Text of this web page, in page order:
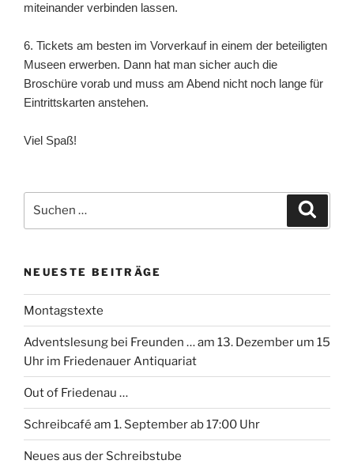
miteinander verbinden lassen.
6. Tickets am besten im Vorverkauf in einem der beteiligten
Museen erwerben. Dann hat man sicher auch die
Broschüre vorab und muss am Abend nicht noch lange für
Eintrittskarten anstehen.
Viel Spaß!
nach:
NEUESTE BEITRÄGE
Montagstexte
Adventslesung bei Freunden … am 13. Dezember um 15
Uhr im Friedenauer Antiquariat
Out of Friedenau …
Schreibcafé am 1. September ab 17:00 Uhr
Neues aus der Schreibstube